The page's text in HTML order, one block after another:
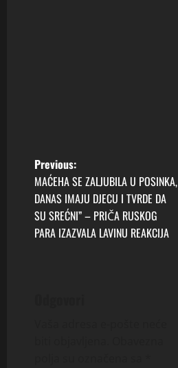
P
o
s
Previous:
MAĆEHA SE ZALJUBILA U POSINKA,
DANAS IMAJU DJECU I TVRDE DA
SU SREĆNI” – PRIČA RUSKOG
PARA IZAZVALA LAVINU REAKCIJA